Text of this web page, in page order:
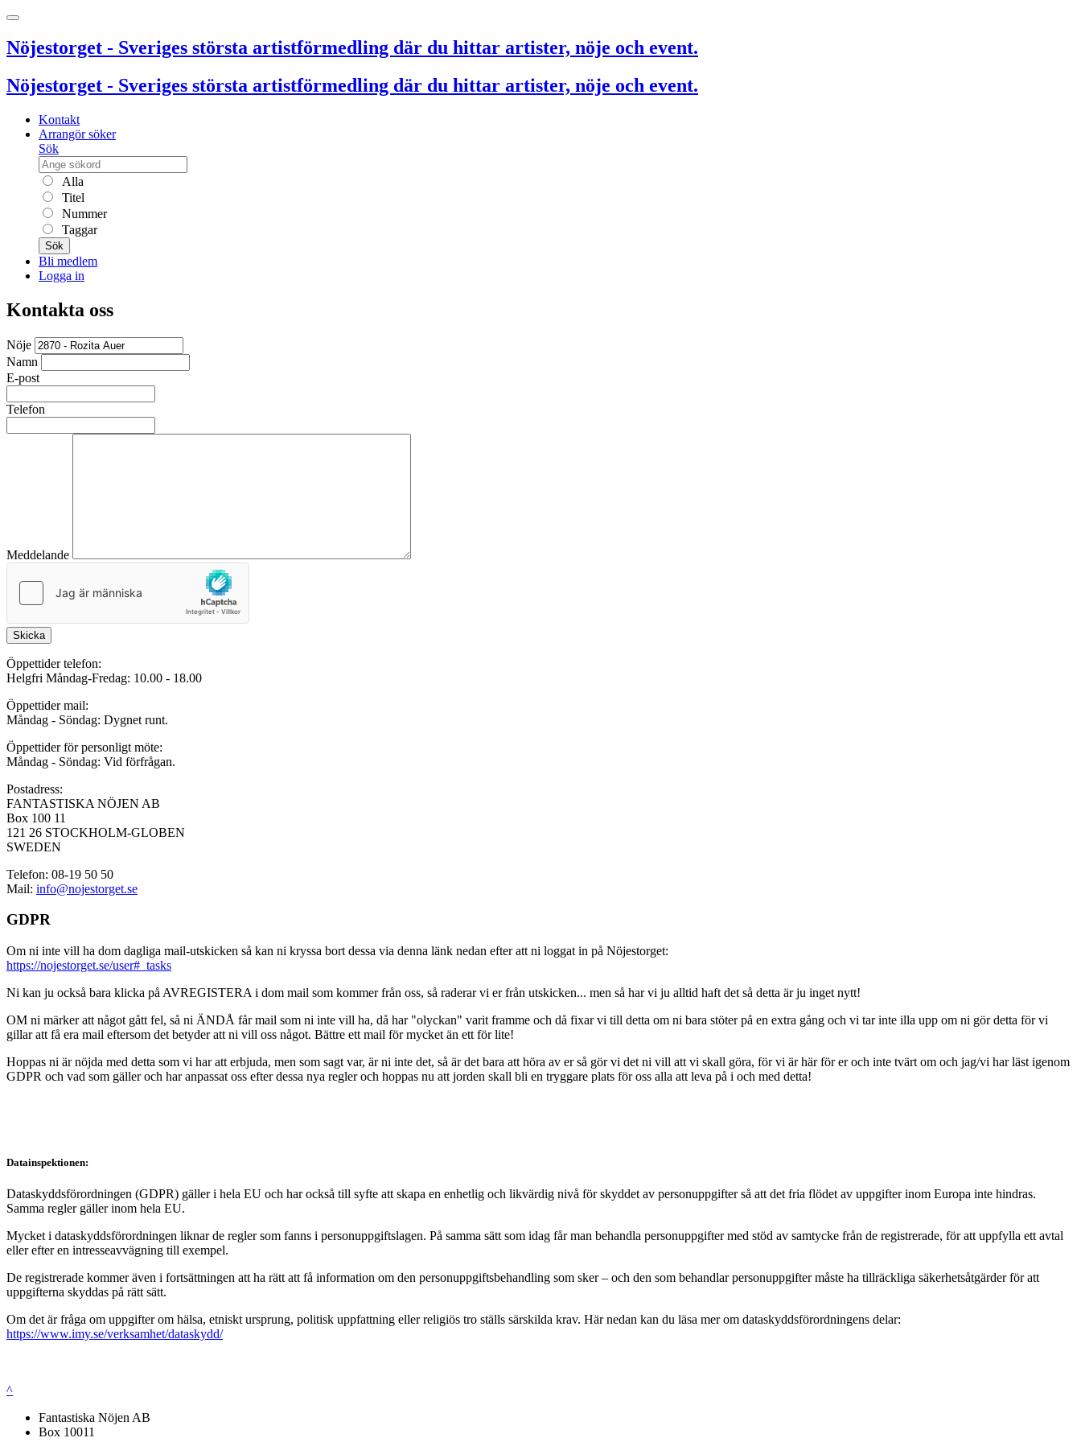
Nöjestorget - Sveriges största artistförmedling där du hittar artister, nöje och event.
Nöjestorget - Sveriges största artistförmedling där du hittar artister, nöje och event.
Kontakt
Arrangör söker
Sök
Alla
Titel
Nummer
Taggar
Sök
Bli medlem
Logga in
Kontakta oss
Nöje
Namn
E-post
Telefon
Meddelande
Skicka
Öppettider telefon:
Helgfri Måndag-Fredag: 10.00 - 18.00
Öppettider mail:
Måndag - Söndag: Dygnet runt.
Öppettider för personligt möte:
Måndag - Söndag: Vid förfrågan.
Postadress:
FANTASTISKA NÖJEN AB
Box 100 11
121 26 STOCKHOLM-GLOBEN
SWEDEN
Telefon: 08-19 50 50
Mail: info@nojestorget.se
GDPR
Om ni inte vill ha dom dagliga mail-utskicken så kan ni kryssa bort dessa via denna länk nedan efter att ni loggat in på Nöjestorget:
https://nojestorget.se/user#_tasks
Ni kan ju också bara klicka på AVREGISTERA i dom mail som kommer från oss, så raderar vi er från utskicken... men så har vi ju alltid haft det så detta är ju inget nytt!
OM ni märker att något gått fel, så ni ÄNDÅ får mail som ni inte vill ha, då har "olyckan" varit framme och då fixar vi till detta om ni bara stöter på en extra gång och vi tar inte illa upp om ni gör detta för vi
gillar att få era mail eftersom det betyder att ni vill oss något. Bättre ett mail för mycket än ett för lite!
Hoppas ni är nöjda med detta som vi har att erbjuda, men som sagt var, är ni inte det, så är det bara att höra av er så gör vi det ni vill att vi skall göra, för vi är här för er och inte tvärt om och jag/vi har läst igenom
GDPR och vad som gäller och har anpassat oss efter dessa nya regler och hoppas nu att jorden skall bli en tryggare plats för oss alla att leva på i och med detta!
Datainspektionen:
Dataskyddsförordningen (GDPR) gäller i hela EU och har också till syfte att skapa en enhetlig och likvärdig nivå för skyddet av personuppgifter så att det fria flödet av uppgifter inom Europa inte hindras.
Samma regler gäller inom hela EU.
Mycket i dataskyddsförordningen liknar de regler som fanns i personuppgiftslagen. På samma sätt som idag får man behandla personuppgifter med stöd av samtycke från de registrerade, för att uppfylla ett avtal
eller efter en intresseavvägning till exempel.
De registrerade kommer även i fortsättningen att ha rätt att få information om den personuppgiftsbehandling som sker – och den som behandlar personuppgifter måste ha tillräckliga säkerhetsåtgärder för att
uppgifterna skyddas på rätt sätt.
Om det är fråga om uppgifter om hälsa, etniskt ursprung, politisk uppfattning eller religiös tro ställs särskilda krav. Här nedan kan du läsa mer om dataskyddsförordningens delar:
https://www.imy.se/verksamhet/dataskydd/
^
Fantastiska Nöjen AB
Box 10011